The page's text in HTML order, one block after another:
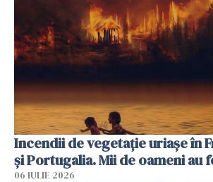
Incendii de vegetație uriașe în
și Portugalia. Mii de oameni au
06 IULIE 2026